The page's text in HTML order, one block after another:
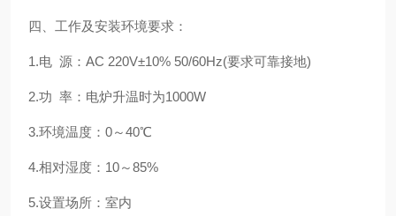
四、工作及安装环境要求：
1.电 源：AC 220V±10% 50/60Hz(要求可靠接地)
2.功 率：电炉升温时为1000W
3.环境温度：0～40℃
4.相对湿度：10～85%
5.设置场所：室内